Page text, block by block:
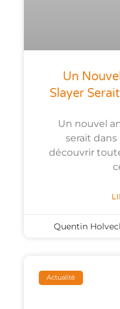
Un
Slayer
Un nouvel
serait dans
découvrir
Quentin
Actualité